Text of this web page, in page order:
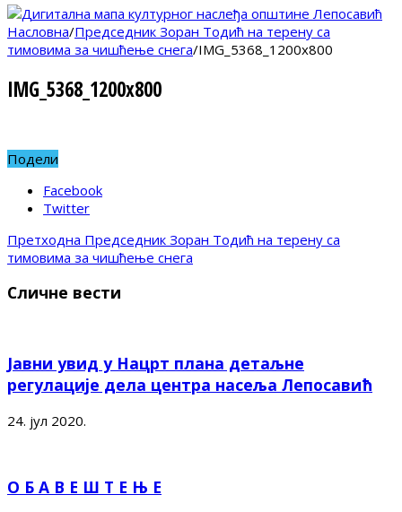
Насловна/Председник Зоран Тодић на терену са
тимовима за чишћење снега/IMG_5368_1200x800
IMG_5368_1200x800
Подели
Facebook
Twitter
Претходна Председник Зоран Тодић на терену са
тимовима за чишћење снега
Сличне вести
Јавни увид у Нацрт плана детаљне
регулације дела центра насеља Лепосавић
24. јул 2020.
О Б А В Е Ш Т Е Њ Е